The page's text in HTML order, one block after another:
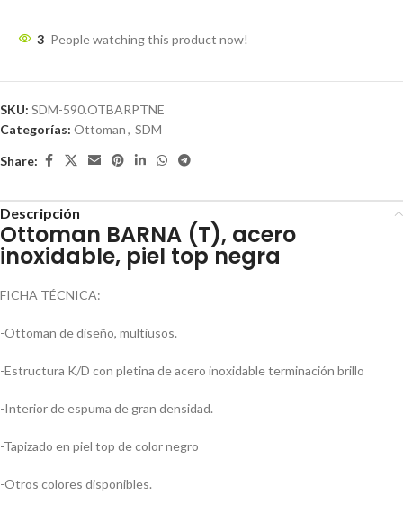
3 People watching this product now!
SKU: SDM-590.OTBARPTNE
Categorías: Ottoman, SDM
Share:
Descripción
Ottoman BARNA (T), acero
inoxidable, piel top negra
FICHA TÉCNICA:
-Ottoman de diseño, multiusos.
-Estructura K/D con pletina de acero inoxidable terminación brillo
-Interior de espuma de gran densidad.
-Tapizado en piel top de color negro
-Otros colores disponibles.